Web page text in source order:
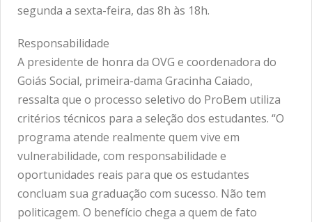
segunda a sexta-feira, das 8h às 18h.
Responsabilidade
A presidente de honra da OVG e coordenadora do
Goiás Social, primeira-dama Gracinha Caiado,
ressalta que o processo seletivo do ProBem utiliza
critérios técnicos para a seleção dos estudantes. “O
programa atende realmente quem vive em
vulnerabilidade, com responsabilidade e
oportunidades reais para que os estudantes
concluam sua graduação com sucesso. Não tem
politicagem. O benefício chega a quem de fato